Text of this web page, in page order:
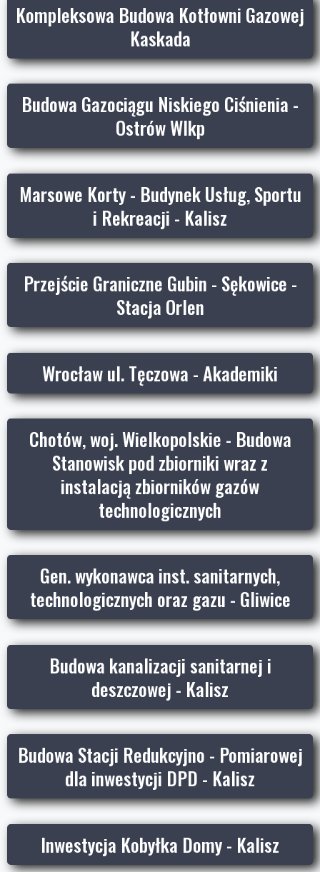
Kompleksowa Budowa Kotłowni Gazowej
Kaskada
Budowa Gazociągu Niskiego Ciśnienia -
Ostrów Wlkp
Marsowe Korty - Budynek Usług, Sportu
i Rekreacji - Kalisz
Przejście Graniczne Gubin - Sękowice -
Stacja Orlen
Wrocław ul. Tęczowa - Akademiki
Chotów, woj. Wielkopolskie - Budowa
Stanowisk pod zbiorniki wraz z
instalacją zbiorników gazów
technologicznych
Gen. wykonawca inst. sanitarnych,
technologicznych oraz gazu - Gliwice
Budowa kanalizacji sanitarnej i
deszczowej - Kalisz
Budowa Stacji Redukcyjno - Pomiarowej
dla inwestycji DPD - Kalisz
Inwestycja Kobyłka Domy - Kalisz